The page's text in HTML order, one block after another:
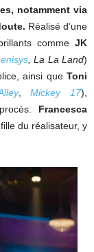
notamment via
Réalisé d’une
comme JK
, La La Land)
ainsi que Toni
,Mickey 17),
Francesca
du réalisateur, y